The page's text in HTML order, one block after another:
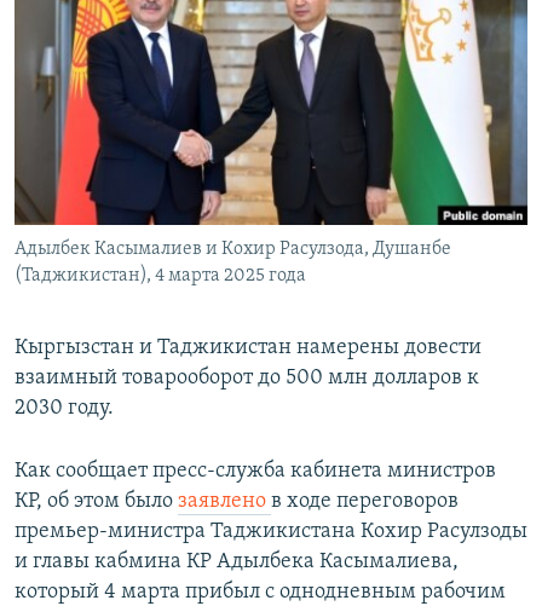
Адылбек Касымалиев и Кохир Расулзода, Душанбе
(Таджикистан), 4 марта 2025 года
Кыргызстан и Таджикистан намерены довести
взаимный товарооборот до 500 млн долларов к
2030 году.
Как сообщает пресс-служба кабинета министров
КР, об этом было заявлено в ходе переговоров
премьер-министра Таджикистана Кохир Расулзоды
и главы кабмина КР Адылбека Касымалиева,
который 4 марта прибыл с однодневным рабочим